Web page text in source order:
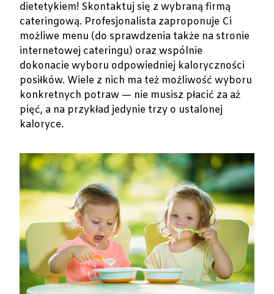
dietetykiem! Skontaktuj się z wybraną firmą
cateringową. Profesjonalista zaproponuje Ci
możliwe menu (do sprawdzenia także na stronie
internetowej cateringu) oraz wspólnie
dokonacie wyboru odpowiedniej kaloryczności
posiłków. Wiele z nich ma też możliwość wyboru
konkretnych potraw — nie musisz płacić za aż
pięć, a na przykład jedynie trzy o ustalonej
kaloryce.